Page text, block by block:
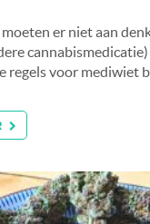
er niet aan
regels voor mediwiet